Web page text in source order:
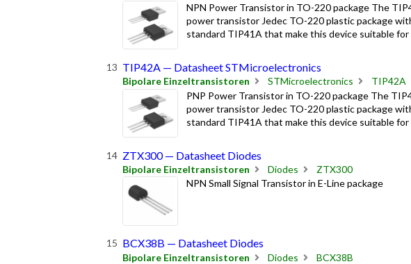
NPN Power Transistor in TO-220 package The
power transistor Jedec TO-220 plastic package
standard TIP41A that make this device suitable for
TIP42A — Datasheet STMicroelectronics
Bipolare Einzeltransistoren STMicroelectronics
TIP42A
PNP Power Transistor in TO-220 package The
power transistor Jedec TO-220 plastic package
standard TIP41A that make this device suitable for
ZTX300 — Datasheet Diodes
Bipolare Einzeltransistoren Diodes
ZTX300
NPN Small Signal Transistor in E-Line package
BCX38B — Datasheet Diodes
Bipolare Einzeltransistoren Diodes
BCX38B